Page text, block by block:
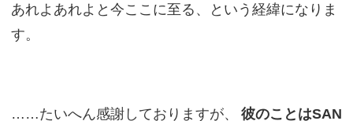
あれよあれよと今ここに至る、という経緯になりま
す。
……たいへん感謝しておりますが、
彼のことはSAN